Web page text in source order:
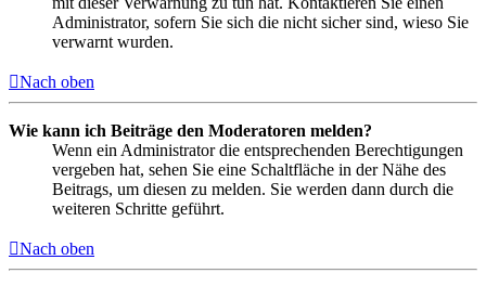
Administrator, sofern Sie sich die nicht sicher sind, wieso Sie
verwarnt wurden.
Nach oben
Wie kann ich Beiträge den Moderatoren melden?
Wenn ein Administrator die entsprechenden Berechtigungen
vergeben hat, sehen Sie eine Schaltfläche in der Nähe des
Beitrags, um diesen zu melden. Sie werden dann durch die
weiteren Schritte geführt.
Nach oben